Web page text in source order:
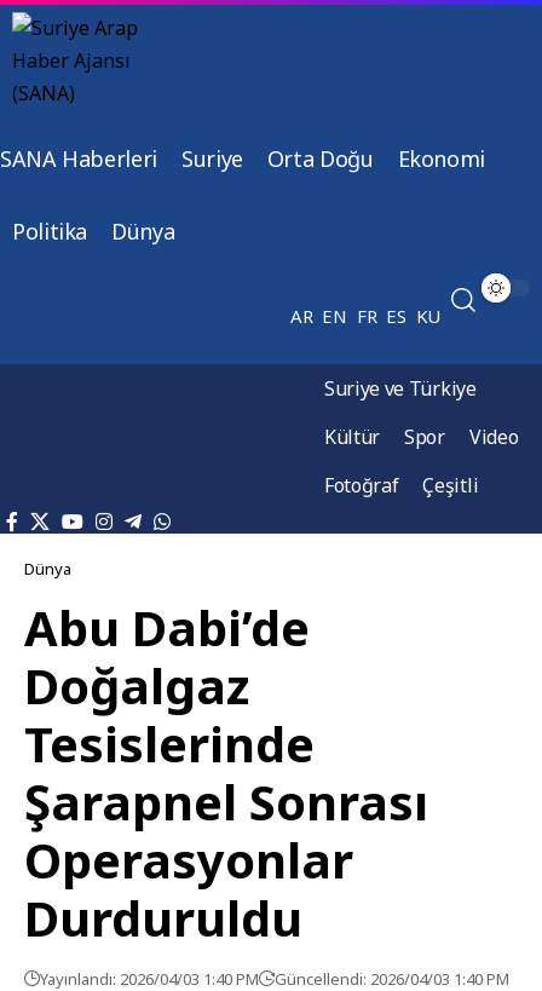
SANA Haberleri Suriye Orta Doğu Ekonomi
Politika Dünya
AR EN FR ES KU
Suriye ve Türkiye
Kültür
Spor
Video
Fotoğraf
Çeşitli
Dünya
Abu Dabi’de
Doğalgaz
Tesislerinde
Şarapnel Sonrası
Operasyonlar
Durduruldu
Yayınlandı: 2026/04/03 1:40 PM Güncellendi: 2026/04/03 1:40 PM